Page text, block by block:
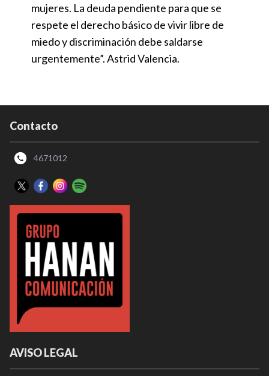
mujeres. La deuda pendiente para que se
respete el derecho básico de vivir libre de
miedo y discriminación debe saldarse
urgentemente”. Astrid Valencia.
Contacto
4671012
AVISO LEGAL